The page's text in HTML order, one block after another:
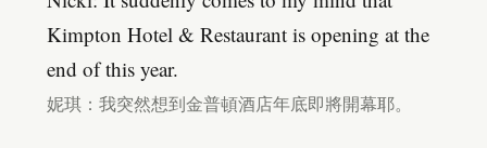
Kimpton Hotel & Restaurant is opening at the
end of this year.
妮琪：我突然想到金普頓酒店年底即將開幕耶。